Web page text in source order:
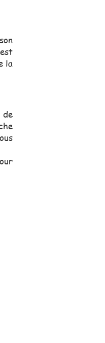
la
de